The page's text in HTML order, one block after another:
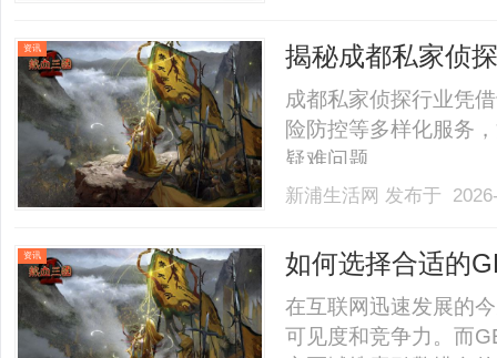
资讯 揭秘成都私家侦
成都私家侦探行业凭
险防控等多样化服务
疑难问题。......
新浦生活网 发布于
资讯 如何选择合适的
在互联网迅速发展的
可见度和竞争力。而